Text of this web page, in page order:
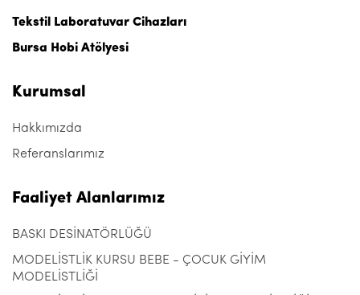
Tekstil Laboratuvar Cihazları
Bursa Hobi Atölyesi
Kurumsal
Hakkımızda
Referanslarımız
Faaliyet Alanlarımız
BASKI DESİNATÖRLÜĞÜ
MODELİSTLİK KURSU BEBE - ÇOCUK GİYİM
MODELİSTLİĞİ